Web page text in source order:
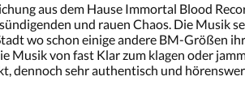
aus dem Hause Immortal Blood
und rauen Chaos. Die Musik
wo schon einige andere BM-Größen
Musik von fast Klar zum klagen oder
dennoch sehr authentisch und